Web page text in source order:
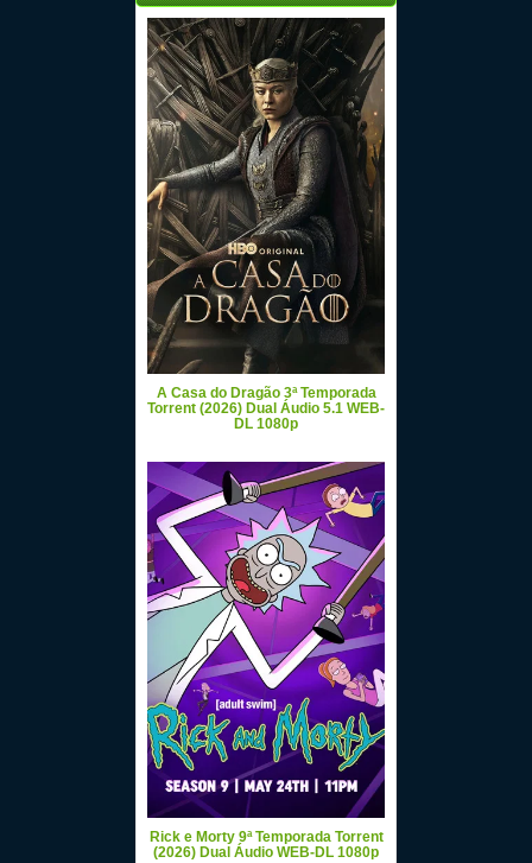
A Casa do Dragão 3ª Temporada
Torrent (2026) Dual Áudio 5.1 WEB-
DL 1080p
Rick e Morty 9ª Temporada Torrent
(2026) Dual Áudio WEB-DL 1080p